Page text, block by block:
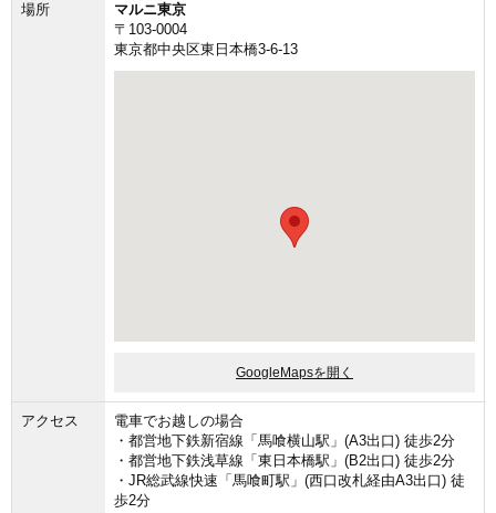
場所
マルニ東京
〒103-0004
東京都中央区東日本橋3-6-13
GoogleMapsを開く
アクセス
電車でお越しの場合
・都営地下鉄新宿線「馬喰横山駅」(A3出口) 徒歩2分
・都営地下鉄浅草線「東日本橋駅」(B2出口) 徒歩2分
・JR総武線快速「馬喰町駅」(西口改札経由A3出口) 徒
歩2分